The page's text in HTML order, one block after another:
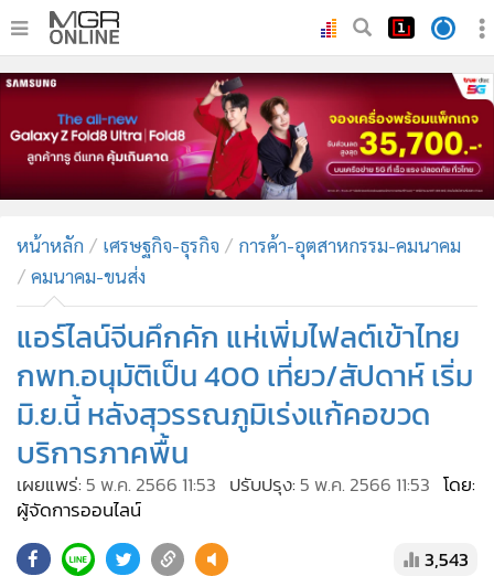
• หน้าหลัก
ทันเหตุการณ์
ภาคใต้
• ภูมิภาค
• บันเทิง
• ผู้จัดการรายวัน
คอลัมนิสต์
• CbizReview
• Cyber BIZ
• ผู้จัดกวน
• Good health & Well-being
•
• Management & HR
หน้าหลัก เศรษฐกิจ-ธุรกิจ
การค้า-อุตสาหกรรม-คมนาคม
คมนาคม-ขนส่ง
แอร์ไลน์จีนคึกคัก แห่เพิ่มไฟลต์เข้าไทย
กพท.อนุมัติเป็น 400 เที่ยว/สัปดาห์ เริ่ม
มิ.ย.นี้ หลังสุวรรณภูมิเร่งแก้คอขวด
บริการภาคพื้น
เผยแพร่:5 พ.ค. 2566 11:53 ปรับปรุง:5 พ.ค. 2566 11:53 โดย:
ผู้จัดการออนไลน์
3,543